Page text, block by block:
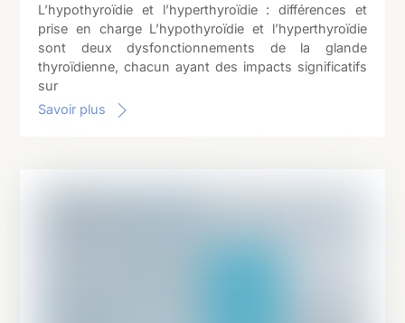
L’hypothyroïdie et l’hyperthyroïdie : différences et
prise en charge L’hypothyroïdie et l’hyperthyroïdie
sont deux dysfonctionnements de la glande
thyroïdienne, chacun ayant des impacts significatifs
sur
Savoir plus